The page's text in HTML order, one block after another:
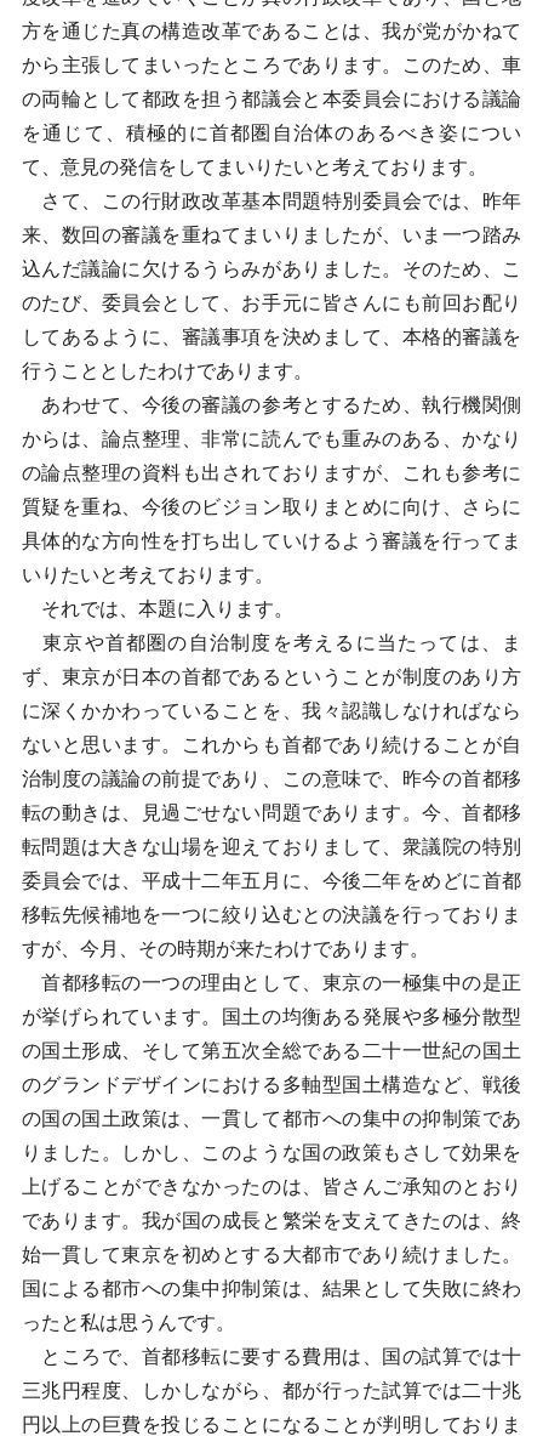
方を通じた真の構造改革であることは、我が党がかねて
から主張してまいったところであります。このため、車
の両輪として都政を担う都議会と本委員会における議論
を通じて、積極的に首都圏自治体のあるべき姿につい
て、意見の発信をしてまいりたいと考えております。
さて、この行財政改革基本問題特別委員会では、昨年
来、数回の審議を重ねてまいりましたが、いま一つ踏み
込んだ議論に欠けるうらみがありました。そのため、こ
のたび、委員会として、お手元に皆さんにも前回お配り
してあるように、審議事項を決めまして、本格的審議を
行うこととしたわけであります。
あわせて、今後の審議の参考とするため、執行機関側
からは、論点整理、非常に読んでも重みのある、かなり
の論点整理の資料も出されておりますが、これも参考に
質疑を重ね、今後のビジョン取りまとめに向け、さらに
具体的な方向性を打ち出していけるよう審議を行ってま
いりたいと考えております。
それでは、本題に入ります。
東京や首都圏の自治制度を考えるに当たっては、ま
ず、東京が日本の首都であるということが制度のあり方
に深くかかわっていることを、我々認識しなければなら
ないと思います。これからも首都であり続けることが自
治制度の議論の前提であり、この意味で、昨今の首都移
転の動きは、見過ごせない問題であります。今、首都移
転問題は大きな山場を迎えておりまして、衆議院の特別
委員会では、平成十二年五月に、今後二年をめどに首都
移転先候補地を一つに絞り込むとの決議を行っておりま
すが、今月、その時期が来たわけであります。
首都移転の一つの理由として、東京の一極集中の是正
が挙げられています。国土の均衡ある発展や多極分散型
の国土形成、そして第五次全総である二十一世紀の国土
のグランドデザインにおける多軸型国土構造など、戦後
の国の国土政策は、一貫して都市への集中の抑制策であ
りました。しかし、このような国の政策もさして効果を
上げることができなかったのは、皆さんご承知のとおり
であります。我が国の成長と繁栄を支えてきたのは、終
始一貫して東京を初めとする大都市であり続けました。
国による都市への集中抑制策は、結果として失敗に終わ
ったと私は思うんです。
ところで、首都移転に要する費用は、国の試算では十
三兆円程度、しかしながら、都が行った試算では二十兆
円以上の巨費を投じることになることが判明しておりま